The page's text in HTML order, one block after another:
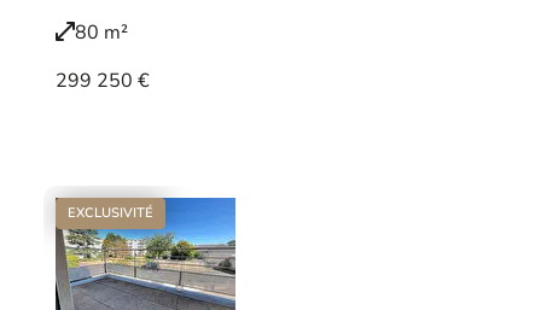
80 m²
299 250 €
EXCLUSIVITÉ